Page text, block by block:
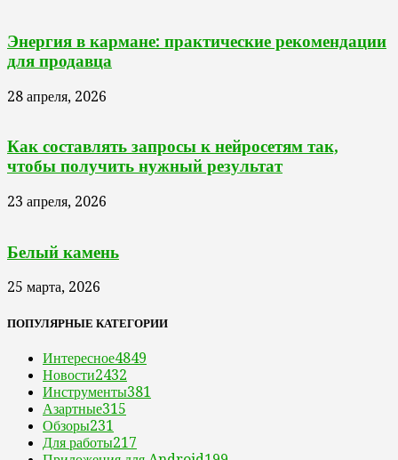
Энергия в кармане: практические рекомендации
для продавца
28 апреля, 2026
Как составлять запросы к нейросетям так,
чтобы получить нужный результат
23 апреля, 2026
Белый камень
25 марта, 2026
ПОПУЛЯРНЫЕ КАТЕГОРИИ
Интересное4849
Новости2432
Инструменты381
Азартные315
Обзоры231
Для работы217